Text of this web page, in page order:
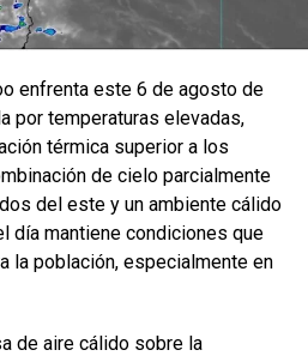
enfrenta este 6 de agosto de
por temperaturas elevadas,
térmica superior a los
de cielo parcialmente
del este y un ambiente cálido
día mantiene condiciones que
la población, especialmente en
de aire cálido sobre la